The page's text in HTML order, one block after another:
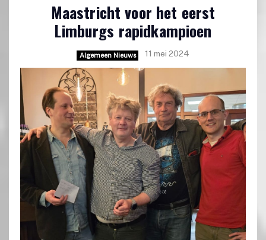
Maastricht voor het eerst
Limburgs rapidkampioen
Algemeen Nieuws 11 mei 2024